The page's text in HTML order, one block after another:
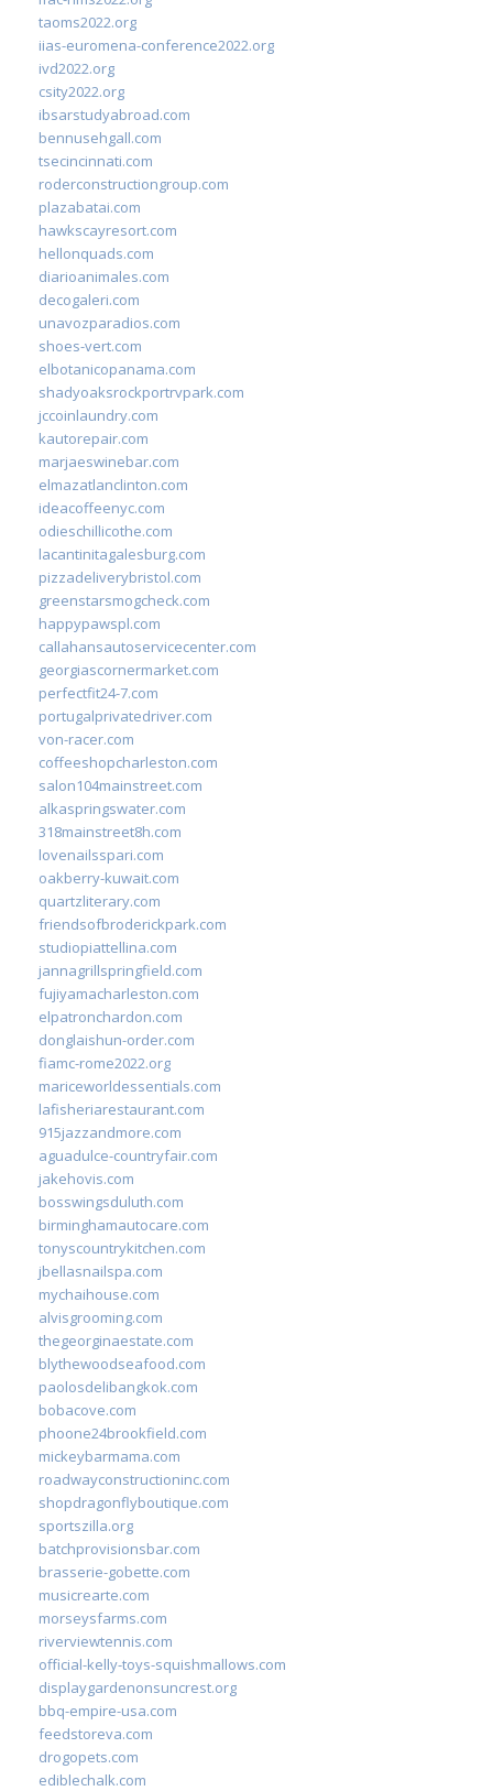
taoms2022.org
iias-euromena-conference2022.org
ivd2022.org
csity2022.org
ibsarstudyabroad.com
bennusehgall.com
tsecincinnati.com
roderconstructiongroup.com
plazabatai.com
hawkscayresort.com
hellonquads.com
diarioanimales.com
decogaleri.com
unavozparadios.com
shoes-vert.com
elbotanicopanama.com
shadyoaksrockportrvpark.com
jccoinlaundry.com
kautorepair.com
marjaeswinebar.com
elmazatlanclinton.com
ideacoffeenyc.com
odieschillicothe.com
lacantinitagalesburg.com
pizzadeliverybristol.com
greenstarsmogcheck.com
happypawspl.com
callahansautoservicecenter.com
georgiascornermarket.com
perfectfit24-7.com
portugalprivatedriver.com
von-racer.com
coffeeshopcharleston.com
salon104mainstreet.com
alkaspringswater.com
318mainstreet8h.com
lovenailsspari.com
oakberry-kuwait.com
quartzliterary.com
friendsofbroderickpark.com
studiopiattellina.com
jannagrillspringfield.com
fujiyamacharleston.com
elpatronchardon.com
donglaishun-order.com
fiamc-rome2022.org
mariceworldessentials.com
lafisheriarestaurant.com
915jazzandmore.com
aguadulce-countryfair.com
jakehovis.com
bosswingsduluth.com
birminghamautocare.com
tonyscountrykitchen.com
jbellasnailspa.com
mychaihouse.com
alvisgrooming.com
thegeorginaestate.com
blythewoodseafood.com
paolosdelibangkok.com
bobacove.com
phoone24brookfield.com
mickeybarmama.com
roadwayconstructioninc.com
shopdragonflyboutique.com
sportszilla.org
batchprovisionsbar.com
brasserie-gobette.com
musicrearte.com
morseysfarms.com
riverviewtennis.com
official-kelly-toys-squishmallows.com
displaygardenonsuncrest.org
bbq-empire-usa.com
feedstoreva.com
drogopets.com
ediblechalk.com